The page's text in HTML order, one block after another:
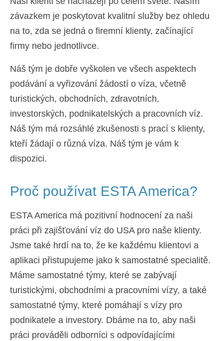
עברית(Hebrejština)
Magyar (Maďarština)
Japonský
한국어(Korejský )
Norsk bokmål(Norwegian bokmål )
Polski
Slovenščina( Slovinština)
Español( Španělský )
Svenska Švédský
závazkem je poskytovat kvalitní služby bez ohledu
na to, zda se jedná o firemní klienty, začínající
firmy nebo jednotlivce.
Náš tým je dobře vyškolen ve všech aspektech
podávání a vyřizování žádostí o víza, včetně
turistických, obchodních, zdravotních,
investorských, podnikatelských a pracovních víz.
Náš tým má rozsáhlé zkušenosti s prací s klienty,
kteří žádají o různá víza. Náš tým je vám k
dispozici.
Proč používat ESTA America?
ESTA America má pozitivní hodnocení za naši
práci při zajišťování víz do USA pro naše klienty.
Jsme také hrdí na to, že ke každému klientovi a
aplikaci přistupujeme jako k samostatné specialitě.
Máme samostatné týmy, které se zabývají
turistickými, obchodními a pracovními vízy, a také
samostatné týmy, které pomáhají s vízy pro
podnikatele a investory. Dbáme na to, aby naši
práci prováděli odborníci s odpovídajícími